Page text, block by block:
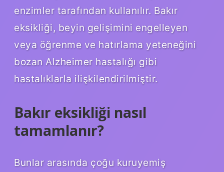
enzimler tarafından kullanılır. Bakır
eksikliği, beyin gelişimini engelleyen
veya öğrenme ve hatırlama yeteneğini
bozan Alzheimer hastalığı gibi
hastalıklarla ilişkilendirilmiştir.
Bakır eksikliği nasıl
tamamlanır?
Bunlar arasında çoğu kuruyemiş